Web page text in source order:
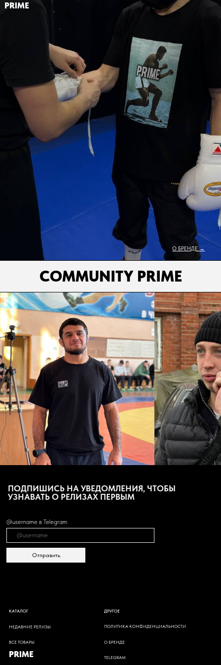
О БРЕНДЕ →
PRIME
COMMUNITY PRIME
ПОЛИТИКА КОНФИДЕНЦИАЛЬНОСТИ
@username в Telegram
Отправить
ПОДПИШИСЬ НА УВЕДОМЛЕНИЯ, ЧТОБЫ
УЗНАВАТЬ О РЕЛИЗАХ ПЕРВЫМ
TELEGRAM
НЕДАВНИЕ РЕЛИЗЫ
ВСЕ ТОВАРЫ
ДРУГОЕ
PRIME
КАТАЛОГ
О БРЕНДЕ